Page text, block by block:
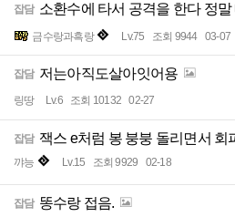
잡담 소환수에 타서 공격을 한다 정
금수랑과흑랑 Lv.75 조회 9944 03-07
잡담 저는아직도살아잇어용
링땅 Lv.6 조회 10132 02-27
잡담 잭스 e처럼 봉 붕붕 돌리면서 회
꺄능 Lv.15 조회 9929 02-18
잡담 똥수랑 접음.